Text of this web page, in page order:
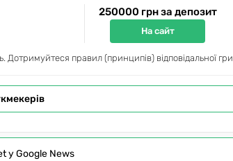
250000 грн за депозит
На сайт
Дотримуйтеся правил (принципів) відповідальної гри
у Google News